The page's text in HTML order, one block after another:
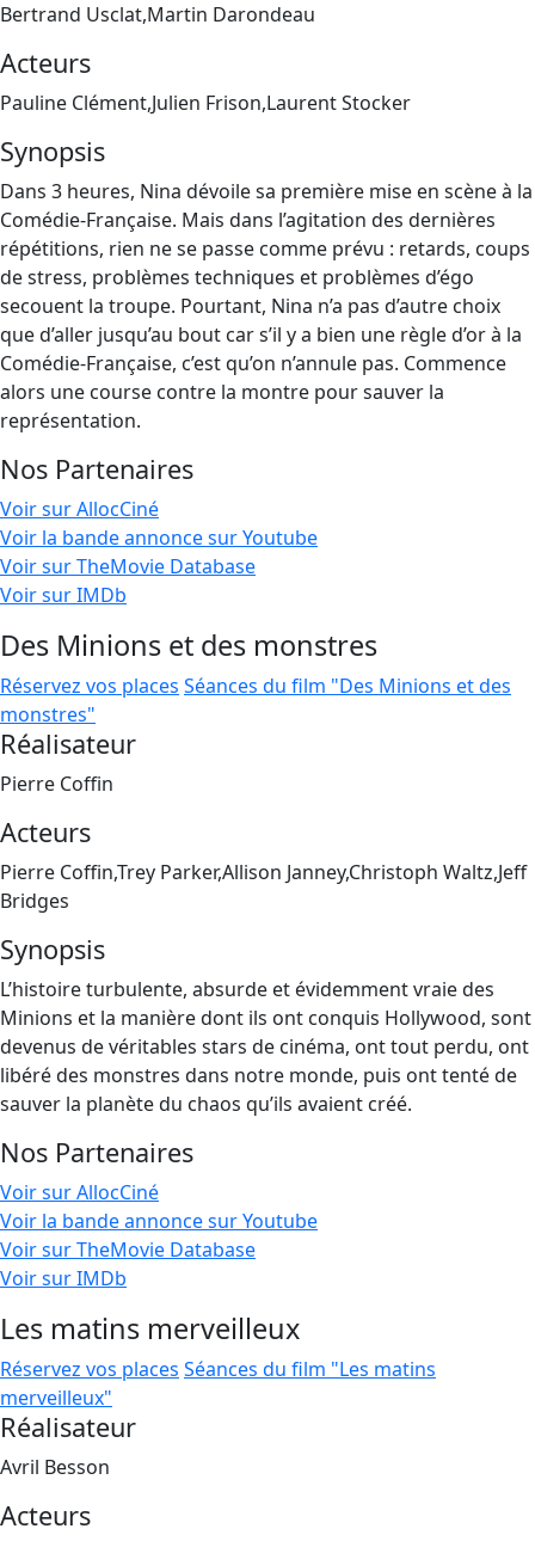
Bertrand Usclat,Martin Darondeau
Acteurs
Pauline Clément,Julien Frison,Laurent Stocker
Synopsis
Dans 3 heures, Nina dévoile sa première mise en scène à la
Comédie-Française. Mais dans l’agitation des dernières
répétitions, rien ne se passe comme prévu : retards, coups
de stress, problèmes techniques et problèmes d’égo
secouent la troupe. Pourtant, Nina n’a pas d’autre choix
que d’aller jusqu’au bout car s’il y a bien une règle d’or à la
Comédie-Française, c’est qu’on n’annule pas. Commence
alors une course contre la montre pour sauver la
représentation.
Nos Partenaires
Voir sur AllocCiné
Voir la bande annonce sur Youtube
Voir sur TheMovie Database
Voir sur IMDb
Des Minions et des monstres
Réservez vos places Séances du film "Des Minions et des
monstres"
Réalisateur
Pierre Coffin
Acteurs
Pierre Coffin,Trey Parker,Allison Janney,Christoph Waltz,Jeff
Bridges
Synopsis
L’histoire turbulente, absurde et évidemment vraie des
Minions et la manière dont ils ont conquis Hollywood, sont
devenus de véritables stars de cinéma, ont tout perdu, ont
libéré des monstres dans notre monde, puis ont tenté de
sauver la planète du chaos qu’ils avaient créé.
Nos Partenaires
Voir sur AllocCiné
Voir la bande annonce sur Youtube
Voir sur TheMovie Database
Voir sur IMDb
Les matins merveilleux
Réservez vos places Séances du film "Les matins
merveilleux"
Réalisateur
Avril Besson
Acteurs